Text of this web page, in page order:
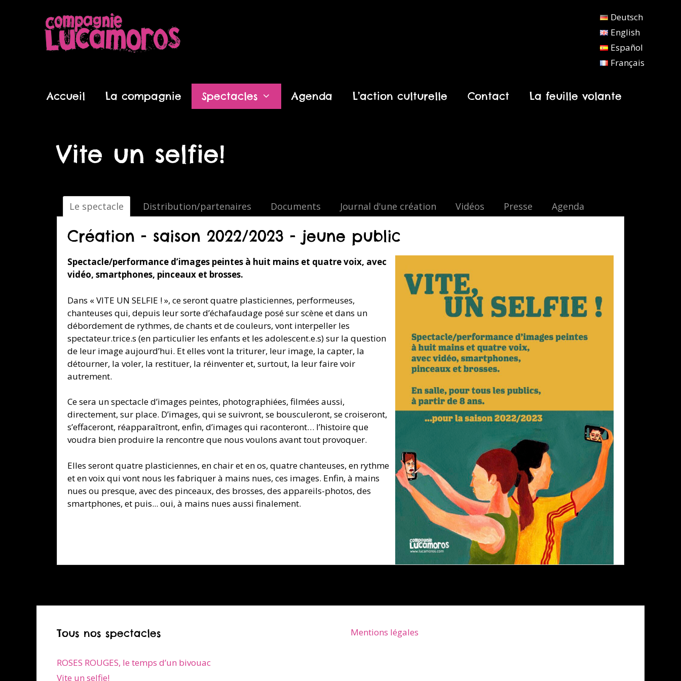
Deutsch
English
Español
Français
Accueil La compagnie Spectacles Agenda L’action culturelle Contact La feuille volante
Vite un selfie!
Le spectacle Distribution/partenaires Documents Journal d'une création Vidéos Presse Agenda
Création - saison 2022/2023 - jeune public
Spectacle/performance d’images peintes à huit mains et quatre voix, avec
vidéo, smartphones, pinceaux et brosses.
Dans « VITE UN SELFIE ! », ce seront quatre plasticiennes, performeuses,
chanteuses qui, depuis leur sorte d’échafaudage posé sur scène et dans un
débordement de rythmes, de chants et de couleurs, vont interpeller les
spectateur.trice.s (en particulier les enfants et les adolescent.e.s) sur la question
de leur image aujourd’hui. Et elles vont la triturer, leur image, la capter, la
détourner, la voler, la restituer, la réinventer et, surtout, la leur faire voir
autrement.
Ce sera un spectacle d’images peintes, photographiées, filmées aussi,
directement, sur place. D’images, qui se suivront, se bousculeront, se croiseront,
s’effaceront, réapparaîtront, enfin, d’images qui raconteront… l’histoire que
voudra bien produire la rencontre que nous voulons avant tout provoquer.
Elles seront quatre plasticiennes, en chair et en os, quatre chanteuses, en rythme
et en voix qui vont nous les fabriquer à mains nues, ces images. Enfin, à mains
nues ou presque, avec des pinceaux, des brosses, des appareils-photos, des
smartphones, et puis... oui, à mains nues aussi finalement.
Tous nos spectacles
ROSES ROUGES, le temps d’un bivouac
Vite un selfie!
Mentions légales